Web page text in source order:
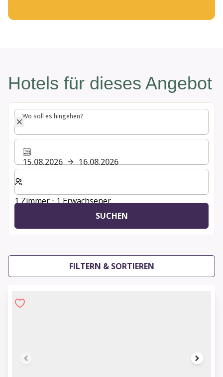
Hotels für dieses Angebot
Wo soll es hingehen?
Wo soll es hingehen?
15.08.2026
16.08.2026
Wählen Sie die Anzahl der Zimmer und Gäste für Ihren
1 Zimmer ⋅ 1 Erwachsener
SUCHEN
FILTERN & SORTIEREN